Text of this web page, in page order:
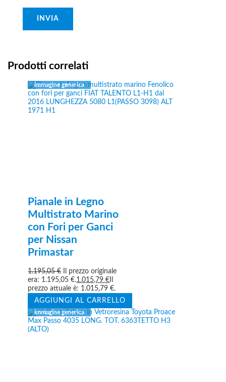
Prodotti correlati
Pianale in Legno
Multistrato Marino
con Fori per Ganci
per Nissan
Primastar
1.195,05€
Il prezzo originale
era: 1.195,05 €.1.015,79€
prezzo attuale è: 1.015,79 €.
AGGIUNGI AL CARRELLO